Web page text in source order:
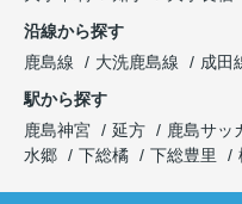
沿線から探す
鹿島線
大洗鹿島線 成田
駅から探す
鹿島神宮
延方 鹿島サッ
水郷
下総橘 下総豊里